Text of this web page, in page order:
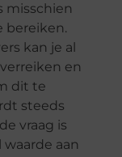
misschien
bereiken.
kan je al
en
dit te
steeds
vraag is
aan